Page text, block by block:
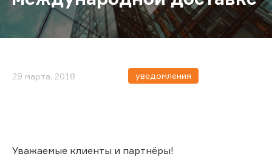
29 марта, 2018 уведомления
Уважаемые клиенты и партнёры!